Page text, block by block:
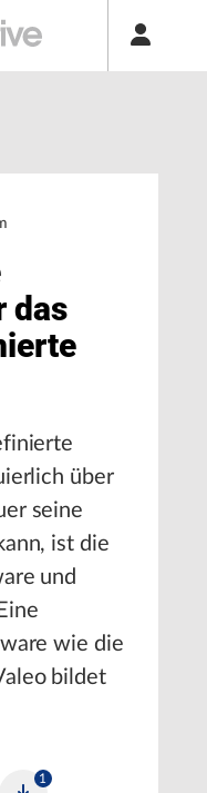
das
über
seine
ist die
und
wie die
bildet
1